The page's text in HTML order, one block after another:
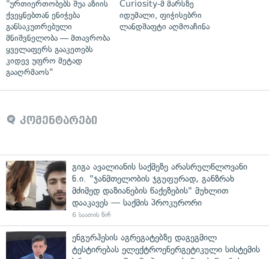
"ურთიერთობებს შუა აზიის
ქვეყნებთან ენიჭება
განსაკუთრებული
მნიშვნელობა — მთავრობა
ყველაფერს გააკეთებს
კიდევ უფრო მეტად
გააღრმაოს"
Curiosity-მ მარსზე
იდუმალი, ფიჭისებრი
ლანდშაფტი აღმოაჩინა
კომენტარები
გიგა ავალიანის საქმეზე არასრულწლოვანი
ნ.ი. "ჯანმთელობის ჯგუფურად, განზრახ
მძიმედ დაზიანების წაქეზების" მუხლით
დააკავეს — საქმის პროკურორი
6 საათის წინ
ენგურჰესის აგრეგატებზე დაგეგმილ
ტესტირებას ელექტროენერგეტიკული სისტემის